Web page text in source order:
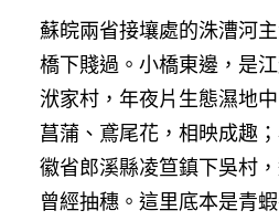
蘇皖兩省接壤處的洙漕河
橋下賤過。小橋東邊，是
洑家村，年夜片生態濕地
菖蒲、鳶尾花，相映成趣
徽省郎溪縣凌笪鎮下吳村
曾經抽穗。這里底本是青